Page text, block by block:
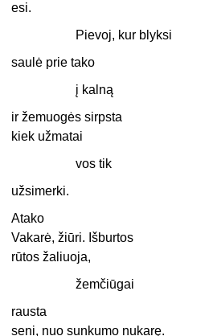
esi.
Pievoj, kur blyksi
saulė prie tako
į kalną
ir žemuogės sirpsta
kiek užmatai
vos tik
užsimerki.
Atako
Vakarė, žiūri. Išburtos
rūtos žaliuoja,
žemčiūgai
rausta
seni, nuo sunkumo nukarę.